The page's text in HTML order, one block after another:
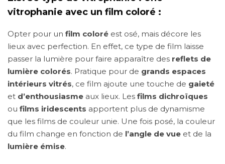
vitrophanie avec un film coloré :
Opter pour un film coloré est osé, mais décore les
lieux avec perfection. En effet, ce type de film laisse
passer la lumière pour faire apparaître des reflets de
lumière colorés. Pratique pour de grands espaces
intérieurs vitrés, ce film ajoute une touche de gaieté
et d’enthousiasme aux lieux. Les films dichroïques
ou films iridescents apportent plus de dynamisme
que les films de couleur unie. Une fois posé, la couleur
du film change en fonction de l’angle de vue et de la
lumière émise.